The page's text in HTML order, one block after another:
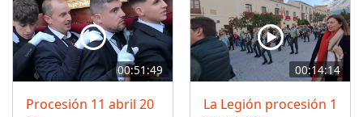
00:51:49
Procesión 11 abril 20
00:14:14
La Legión procesión 1